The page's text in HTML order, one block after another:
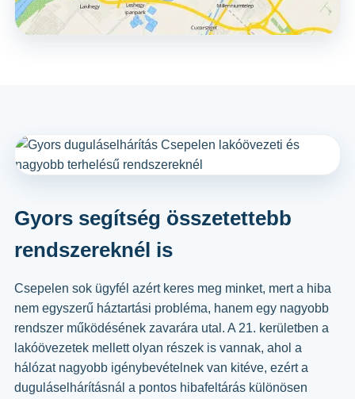
Gyors segítség összetettebb
rendszereknél is
Csepelen sok ügyfél azért keres meg minket, mert a hiba
nem egyszerű háztartási probléma, hanem egy nagyobb
rendszer működésének zavarára utal. A 21. kerületben a
lakóövezetek mellett olyan részek is vannak, ahol a
hálózat nagyobb igénybevételnek van kitéve, ezért a
duguláselhárításnál a pontos hibafeltárás különösen